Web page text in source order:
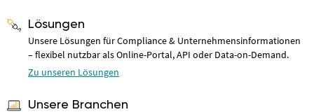
Lösungen
Unsere Lösungen für Compliance & Unternehmensinformationen
– flexibel nutzbar als Online-Portal, API oder Data-on-Demand.
Zu unseren Lösungen
Unsere Branchen